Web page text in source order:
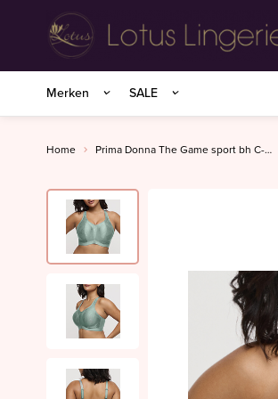
Merken SALE
Anita/Rosa Faia
BIRDLAND sokken
Charlie Choe
Marie Jo
Marie Jo Swim
Superfine organics
Mey Nachtmode
Oroblu
Home Prima Donna The Game sport bh C-G sage